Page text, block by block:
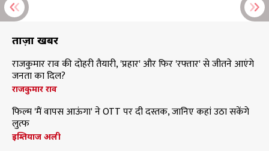
ताज़ा खबरें
राजकुमार राव की दोहरी तैयारी, 'प्रहार' और फिर 'रफ्तार' से जीतने आएंगे
जनता का दिल?
राजकुमार राव
फिल्म 'मैं वापस आऊंगा' ने OTT पर दी दस्तक, जानिए कहां उठा सकेंगे
लुत्फ
इम्तियाज अली